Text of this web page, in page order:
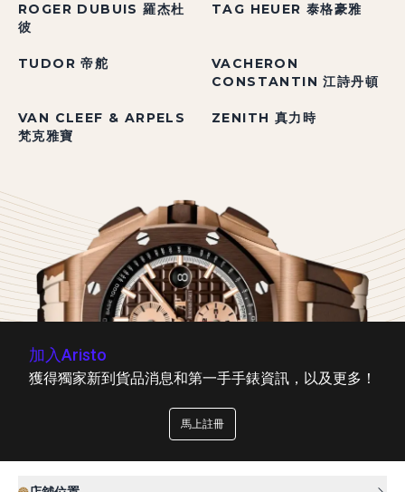
ROGER DUBUIS 羅杰杜
彼
TAG HEUER 泰格豪雅
TUDOR 帝舵
VACHERON
CONSTANTIN 江詩丹頓
VAN CLEEF & ARPELS
梵克雅寶
ZENITH 真力時
加入Aristo
獲得獨家新到貨品消息和第一手手錶資訊，以及更多！
馬上註冊